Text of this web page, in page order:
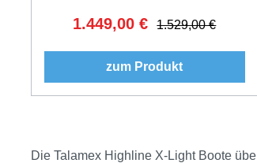
Verkaufspreis:
1.449,00 € Regulärer Preis:
1.529,00 €
zum Produkt
Die Talamex Highline X-Light Boote